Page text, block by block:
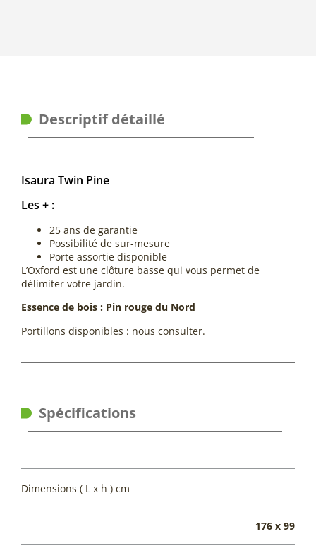
Descriptif détaillé
Isaura Twin Pine
Les + :
25 ans de garantie
Possibilité de sur-mesure
Porte assortie disponible
L’Oxford est une clôture basse qui vous permet de
délimiter votre jardin.
Essence de bois : Pin rouge du Nord
Portillons disponibles : nous consulter.
Spécifications
Dimensions ( L x h ) cm
176 x 99